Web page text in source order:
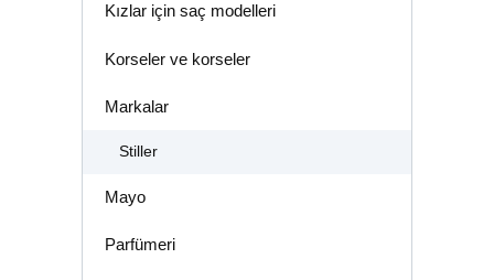
Kızlar için saç modelleri
Korseler ve korseler
Markalar
Stiller
Mayo
Parfümeri